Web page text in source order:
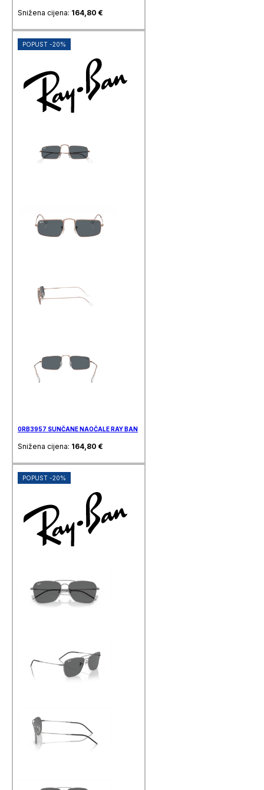
Snižena cijena: 164,80 €
POPUST -20%
0RB3957 SUNČANE NAOČALE RAY BAN
Snižena cijena: 164,80 €
POPUST -20%